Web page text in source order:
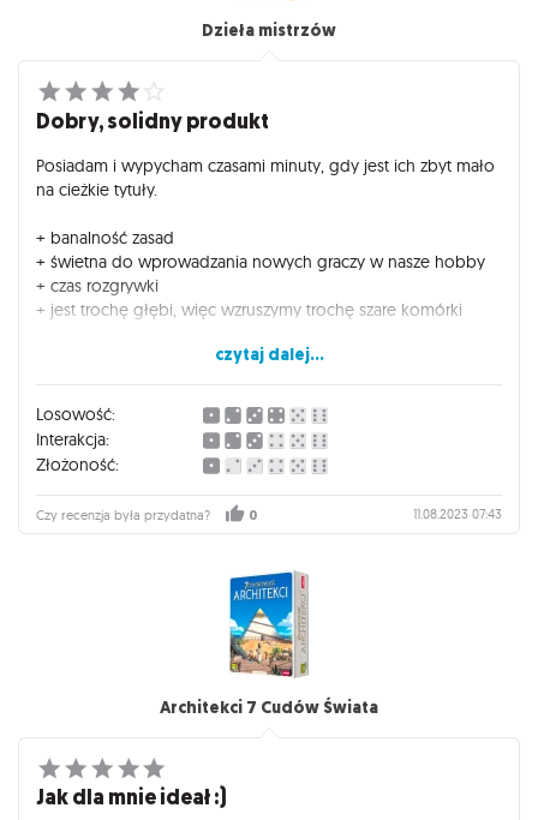
Dzieła mistrzów
Dobry, solidny produkt
Posiadam i wypycham czasami minuty, gdy jest ich zbyt mało
na cieżkie tytuły.
+ banalność zasad
+ świetna do wprowadzania nowych graczy w nasze hobby
+ czas rozgrywki
+ jest trochę głębi, więc wzruszymy trochę szare komórki
- nie przepadam za szata graficzną (wiem wiem, o gustach się
nie dyskutuje)
Hobold poleca
czytaj dalej...
Losowość:
Interakcja:
Złożoność:
Czy recenzja była przydatna? 0 11.08.2023 07:43
Architekci 7 Cudów Świata
Jak dla mnie ideał :)